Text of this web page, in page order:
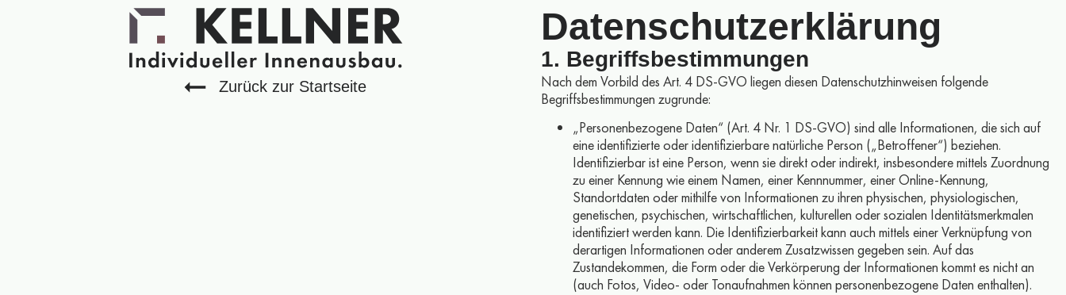
Zurück zur Startseite
Datenschutzerklärung
1. Begriffsbestimmungen
Nach dem Vorbild des Art. 4 DS-GVO liegen diesen Datenschutzhinweisen folgende
Begriffsbestimmungen zugrunde:
„Personenbezogene Daten“ (Art. 4 Nr. 1 DS-GVO) sind alle Informationen, die sich auf
eine identifizierte oder identifizierbare natürliche Person („Betroffener“) beziehen.
Identifizierbar ist eine Person, wenn sie direkt oder indirekt, insbesondere mittels Zuordnung
zu einer Kennung wie einem Namen, einer Kennnummer, einer Online-Kennung,
Standortdaten oder mithilfe von Informationen zu ihren physischen, physiologischen,
genetischen, psychischen, wirtschaftlichen, kulturellen oder sozialen Identitätsmerkmalen
identifiziert werden kann. Die Identifizierbarkeit kann auch mittels einer Verknüpfung von
derartigen Informationen oder anderem Zusatzwissen gegeben sein. Auf das
Zustandekommen, die Form oder die Verkörperung der Informationen kommt es nicht an
(auch Fotos, Video- oder Tonaufnahmen können personenbezogene Daten enthalten).